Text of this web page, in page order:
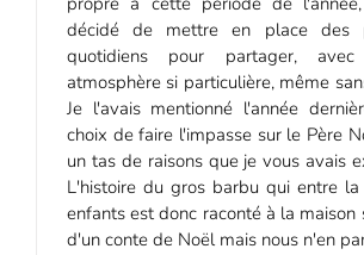
décidé de mettre en place des
quotidiens pour partager,
atmosphère si particulière, même
Je l'avais mentionné l'année
choix de faire l'impasse sur le Père
un tas de raisons que je vous avais
L'histoire du gros barbu qui entre
enfants est donc raconté à la maison
d'un conte de Noël mais nous n'en